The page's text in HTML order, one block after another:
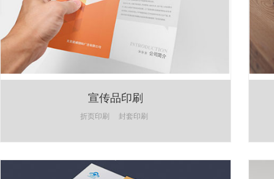
宣传品印刷
折页印刷 封套印刷